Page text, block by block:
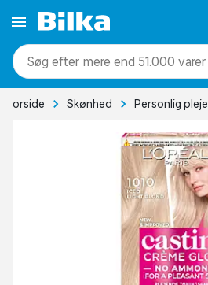
mere end 51.000 varer
Forside Skønhed Personlig pleje